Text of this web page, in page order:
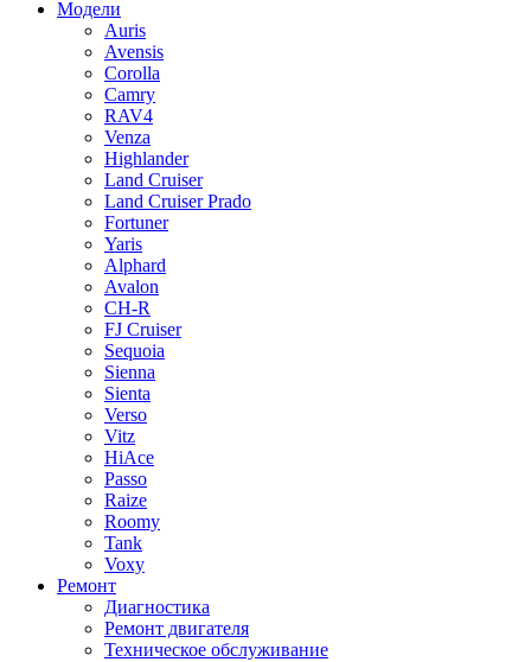
Модели
Auris
Avensis
Corolla
Camry
RAV4
Venza
Highlander
Land Cruiser
Land Cruiser Prado
Fortuner
Yaris
Alphard
Avalon
CH-R
FJ Cruiser
Sequoia
Sienna
Sienta
Verso
Vitz
HiAce
Passo
Raize
Roomy
Tank
Voxy
Ремонт
Диагностика
Ремонт двигателя
Техническое обслуживание